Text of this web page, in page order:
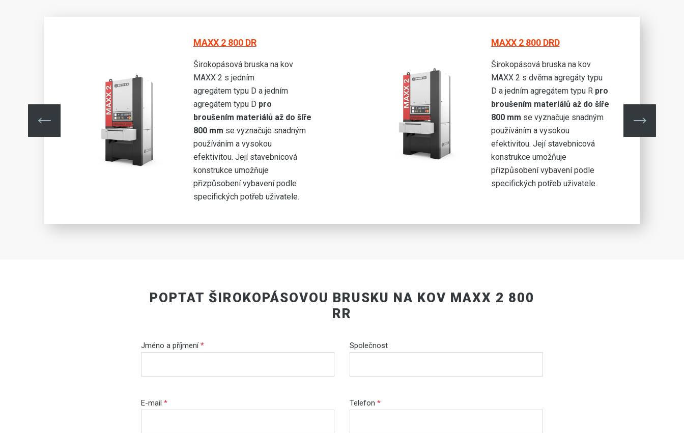
MAXX 2 800 DR
Širokopásová bruska na kov
MAXX 2 s jedním
agregátem typu D a jedním
agregátem typu D pro
broušením materiálů až do šíře
800 mm se vyznačuje snadným
používáním a vysokou
efektivitou. Její stavebnicová
konstrukce umožňuje
přizpůsobení vybavení podle
specifických potřeb uživatele.
MAXX 2 800 DRD
Širokopásová bruska na kov
MAXX 2 s dvěma agregáty typu
D a jedním agregátem typu R pro
broušením materiálů až do šíře
800 mm se vyznačuje snadným
používáním a vysokou
efektivitou. Její stavebnicová
konstrukce umožňuje
přizpůsobení vybavení podle
specifických potřeb uživatele.
POPTAT ŠIROKOPÁSOVOU BRUSKU NA KOV MAXX 2 800
RR
Jméno a příjmení* Společnost
E-mail * Telefon *